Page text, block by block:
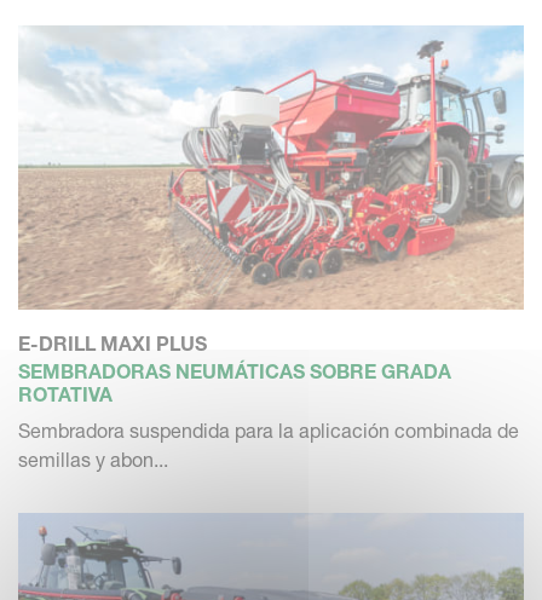
E-DRILL MAXI PLUS
SEMBRADORAS NEUMÁTICAS SOBRE GRADA
ROTATIVA
Sembradora suspendida para la aplicación combinada de
semillas y abon...